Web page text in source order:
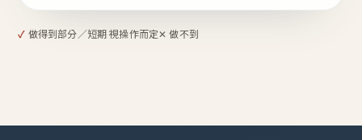
✓ 做得到部分／短期 視操作而定✕ 做不到